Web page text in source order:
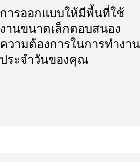
การออกแบบให้มีพื้นที่ใช้
งานขนาดเล็กตอบสนอง
ความต้องการในการทำงาน
ประจำวันของคุณ